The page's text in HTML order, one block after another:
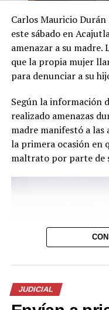
Carlos Mauricio
este sábado en
amenazar a su
que la propia mujer
para denunciar a su
Según la información
realizado amenazas
madre manifestó a las
la primera ocasión en
maltrato por parte de
JUDICIAL